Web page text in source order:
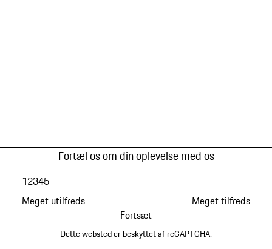
Fortæl os om din oplevelse med os
Meget utilfreds
12345
Meget tilfreds
Fortsæt
Dette websted er beskyttet af reCAPTCHA.